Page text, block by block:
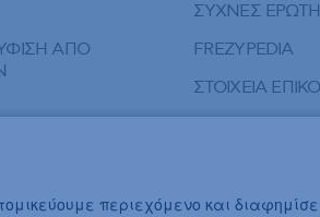
ΑΠΟ
ΣΥΧΝΕΣ
FREZYPEDIA
ΣΤΟΙΧΕΙΑ
περιεχόμενο και